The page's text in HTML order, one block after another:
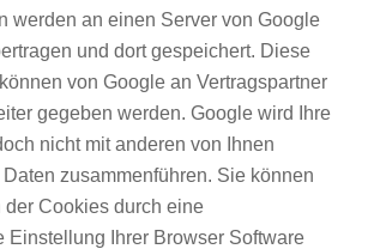
werden an einen Server von Google
und dort gespeichert. Diese
von Google an Vertragspartner
gegeben werden. Google wird Ihre
nicht mit anderen von Ihnen
zusammenführen. Sie können
Cookies durch eine
Einstellung Ihrer Browser Software